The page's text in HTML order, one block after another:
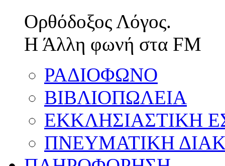
Ορθόδοξος Λόγος.
Η Άλλη φωνή στα FM
ΡΑΔΙΟΦΩΝΟ
ΒΙΒΛΙΟΠΩΛΕΙΑ
ΕΚΚΛΗΣΙΑΣΤΙΚΗ
ΠΝΕΥΜΑΤΙΚΗ